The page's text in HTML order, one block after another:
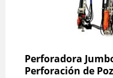
Perforadora
Perforación de